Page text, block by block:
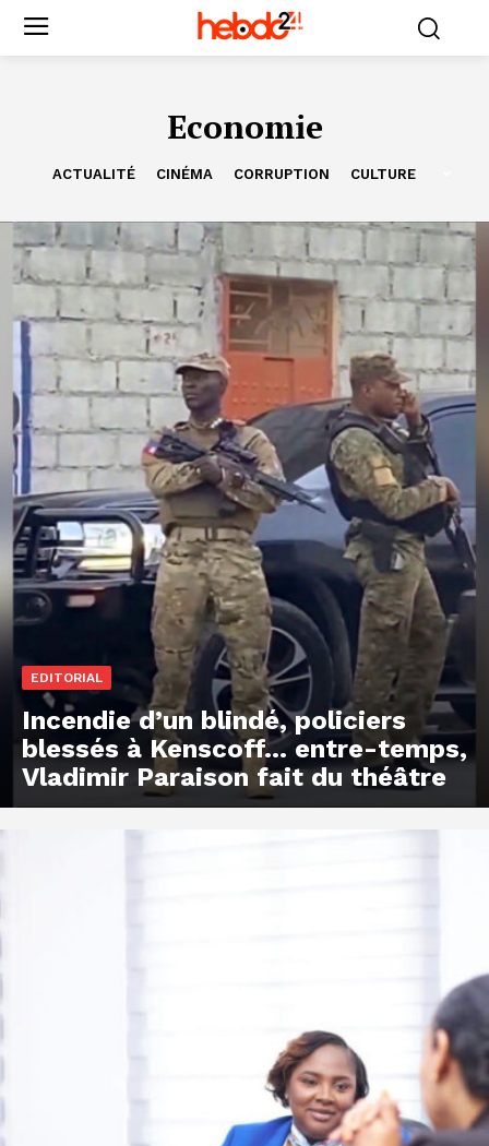
Economie
ACTUALITÉ CINÉMA CORRUPTION CULTURE
EDITORIAL
Incendie d’un blindé, policiers
blessés à Kenscoff… entre-temps,
Vladimir Paraison fait du théâtre